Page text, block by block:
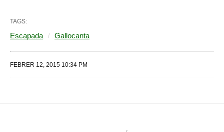
TAGS:
Escapada Gallocanta
FEBRER 12, 2015 10:34 PM